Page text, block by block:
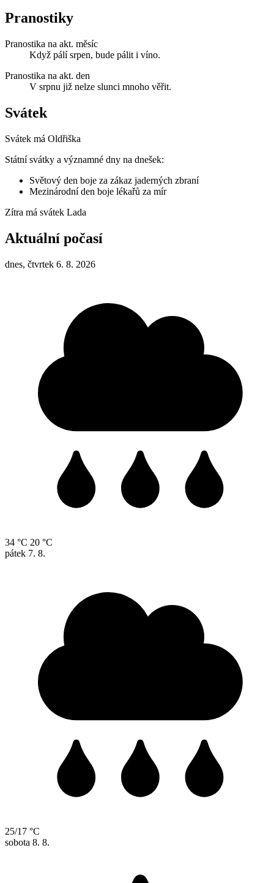
Pranostiky
Pranostika na akt. měsíc
Když pálí srpen, bude pálit i víno.
Pranostika na akt. den
V srpnu již nelze slunci mnoho věřit.
Svátek
Svátek má Oldřiška
Státní svátky a významné dny na dnešek:
Světový den boje za zákaz jaderných zbraní
Mezinárodní den boje lékařů za mír
Zítra má svátek Lada
Aktuální počasí
dnes, čtvrtek 6. 8. 2026
34 °C 20 °C
pátek 7. 8.
25/17 °C
sobota 8. 8.